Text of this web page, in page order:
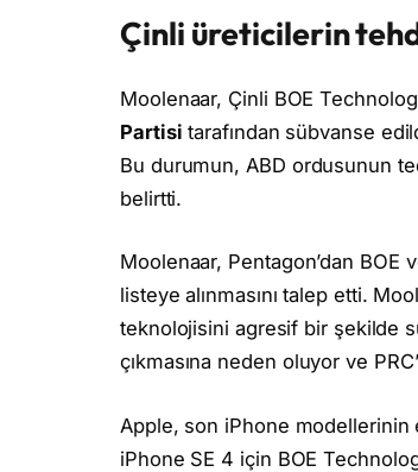
Çinli üreticilerin
Moolenaar, Çinli BOE
Partisi tarafından sübvanse
Bu durumun, ABD ordusunun
belirtti.
Moolenaar, Pentagon’dan BOE
listeye alınmasını talep etti.
teknolojisini agresif bir şekilde
çıkmasına neden oluyor ve
Apple, son iPhone modellerinin
iPhone SE 4 için BOE